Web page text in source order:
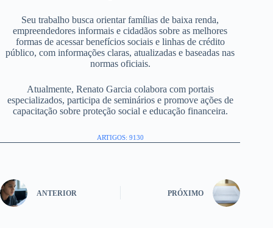
Seu trabalho busca orientar famílias de baixa renda,
empreendedores informais e cidadãos sobre as melhores
formas de acessar benefícios sociais e linhas de crédito
público, com informações claras, atualizadas e baseadas nas
normas oficiais.
Atualmente, Renato Garcia colabora com portais
especializados, participa de seminários e promove ações de
capacitação sobre proteção social e educação financeira.
ARTIGOS: 9130
ANTERIOR PRÓXIMO